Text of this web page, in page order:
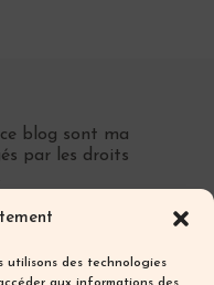
utilisons des technologies
blog sont ma
par les droits
ou totale sans